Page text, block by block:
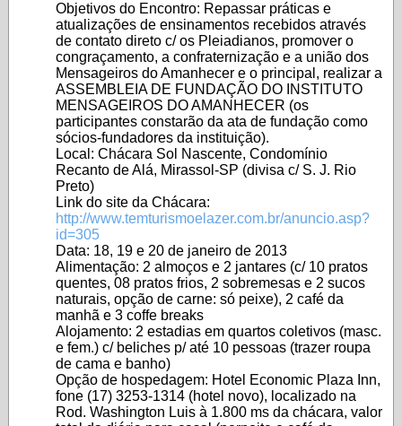
Objetivos do Encontro: Repassar práticas e
atualizações de ensinamentos recebidos através
de contato direto c/ os Pleiadianos, promover o
congraçamento, a confraternização e a união dos
Mensageiros do Amanhecer e o principal, realizar a
ASSEMBLEIA DE FUNDAÇÃO DO INSTITUTO
MENSAGEIROS DO AMANHECER (os
participantes constarão da ata de fundação como
sócios-fundadores da instituição).
Local: Chácara Sol Nascente, Condomínio
Recanto de Alá, Mirassol-SP (divisa c/ S. J. Rio
Preto)
Link do site da Chácara:
http://www.temturismoelazer.com.br/anuncio.asp?
id=305
Data: 18, 19 e 20 de janeiro de 2013
Alimentação: 2 almoços e 2 jantares (c/ 10 pratos
quentes, 08 pratos frios, 2 sobremesas e 2 sucos
naturais, opção de carne: só peixe), 2 café da
manhã e 3 coffe breaks
Alojamento: 2 estadias em quartos coletivos (masc.
e fem.) c/ beliches p/ até 10 pessoas (trazer roupa
de cama e banho)
Opção de hospedagem: Hotel Economic Plaza Inn,
fone (17) 3253-1314 (hotel novo), localizado na
Rod. Washington Luis à 1.800 ms da chácara, valor